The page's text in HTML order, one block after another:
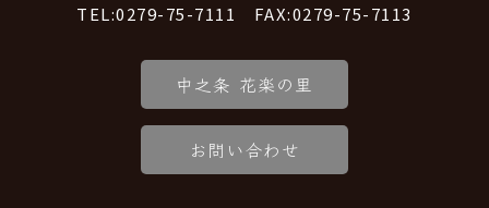
TEL:0279-75-7111 FAX:0279-75-7113
中之条 花楽の里
お問い合わせ